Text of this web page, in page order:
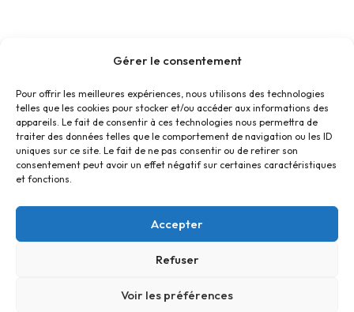
Gérer le consentement
Pour offrir les meilleures expériences, nous utilisons des technologies
telles que les cookies pour stocker et/ou accéder aux informations des
appareils. Le fait de consentir à ces technologies nous permettra de
traiter des données telles que le comportement de navigation ou les ID
uniques sur ce site. Le fait de ne pas consentir ou de retirer son
consentement peut avoir un effet négatif sur certaines caractéristiques
et fonctions.
Accepter
Refuser
Voir les préférences
« Précédent 1 2 3 4 5
6
Suivant »
Contact